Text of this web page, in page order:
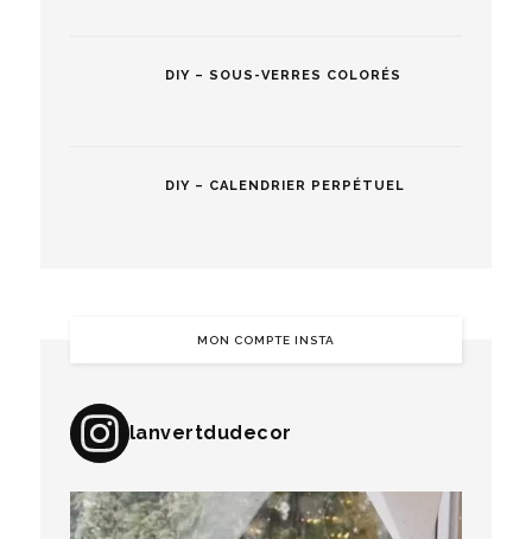
DIY – SOUS-VERRES COLORÉS
DIY – CALENDRIER PERPÉTUEL
MON COMPTE INSTA
lanvertdudecor